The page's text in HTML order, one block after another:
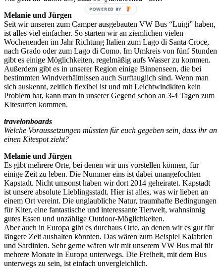
Melanie und Jürgen
Seit wir unseren zum Camper ausgebauten VW Bus “Luigi” haben,
ist alles viel einfacher. So starten wir an ziemlichen vielen
Wochenenden im Jahr Richtung Italien zum Lago di Santa Croce,
nach Grado oder zum Lago di Como. Im Umkreis von fünf Stunden
gibt es einige Möglichkeiten, regelmäßig aufs Wasser zu kommen.
Außerdem gibt es in unserer Region einige Binnenseen, die bei
bestimmten Windverhältnissen auch Surftauglich sind. Wenn man
sich auskennt, zeitlich flexibel ist und mit Leichtwindkiten kein
Problem hat, kann man in unserer Gegend schon an 3-4 Tagen zum
Kitesurfen kommen.
travelonboards
Welche Voraussetzungen müssten für euch gegeben sein, dass ihr an
einen Kitespot zieht?
Melanie und Jürgen
Es gibt mehrere Orte, bei denen wir uns vorstellen können, für
einige Zeit zu leben. Die Nummer eins ist dabei unangefochten
Kapstadt. Nicht umsonst haben wir dort 2014 geheiratet. Kapstadt
ist unsere absolute Lieblingsstadt. Hier ist alles, was wir lieben an
einem Ort vereint. Die unglaubliche Natur, traumhafte Bedingungen
für Kiter, eine fantastische und interessante Tierwelt, wahnsinnig
gutes Essen und unzählige Outdoor-Möglichkeiten.
Aber auch in Europa gibt es durchaus Orte, an denen wir es gut für
längere Zeit aushalten könnten. Das wären zum Beispiel Kalabrien
und Sardinien. Sehr gerne wären wir mit unserem VW Bus mal für
mehrere Monate in Europa unterwegs. Die Freiheit, mit dem Bus
unterwegs zu sein, ist einfach unvergleichlich.
POWERED